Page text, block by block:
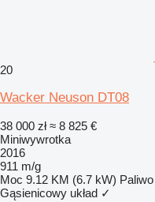
20
Wacker Neuson DT08
38 000 zł ≈ 8 825 €
Miniwywrotka
2016
911 m/g
Moc 9.12 KM (6.7 kW) Paliwo
Gąsienicowy układ ✓